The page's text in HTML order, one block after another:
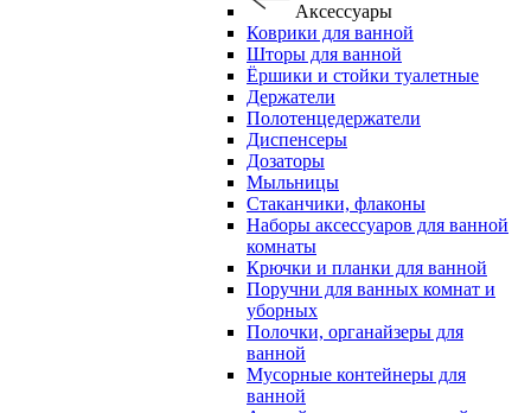
Аксессуары
Коврики для ванной
Шторы для ванной
Ёршики и стойки туалетные
Держатели
Полотенцедержатели
Диспенсеры
Дозаторы
Мыльницы
Стаканчики, флаконы
Наборы аксессуаров для ванной
комнаты
Крючки и планки для ванной
Поручни для ванных комнат и
уборных
Полочки, органайзеры для
ванной
Мусорные контейнеры для
ванной